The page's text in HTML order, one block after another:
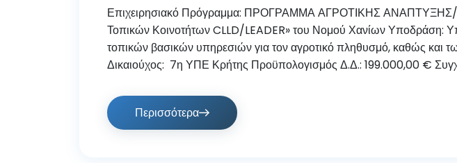
Επιχειρησιακό Πρόγραμμα: ΠΡΟΓΡΑΜΜΑ ΑΓΡΟΤΙΚΗΣ ΑΝΑΠΤΥΞΗΣ/
Τοπικών Κοινοτήτων CLLD/LEADER» του Νομού Χανίων Υποδράση:
τοπικών βασικών υπηρεσιών για τον αγροτικό πληθυσμό, καθώς και
Δικαιούχος: 7η ΥΠΕ Κρήτης Προϋπολογισμός Δ.Δ.: 199.000,00 €
Περισσότερα